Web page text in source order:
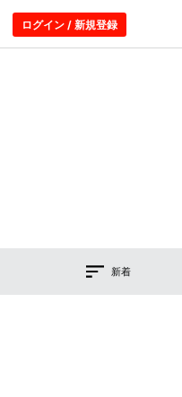
ログイン / 新規登録
新着